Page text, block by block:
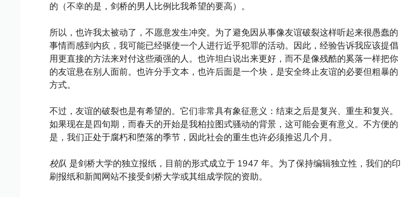
的（不幸的是，剑桥的男人比例比我希望的要高）。
所以，也许我太被动了，不愿意发生冲突。为了避免因从事像友谊破裂这样听起来很愚蠢的
事情而感到内疚，我可能已经驱使一个人进行近乎犯罪的活动。因此，经验告诉我应该提倡
用更直接的方法来对付这些顽强的人。也许坦白说出来更好，而不是像残酷的奚落一样把你
的友谊悬在别人面前。也许分手文本，也许后面是一个块，是安全终止友谊的必要但粗暴的
方式。
不过，友谊的破裂也是有希望的。它们非常具有象征意义：结束之后是复兴、重生和复兴。
如果现在是四旬期，而春天的开始是我柏拉图式骚动的背景，这可能会更有意义。不方便的
是，我们正处于腐朽和堕落的季节，因此社会的重生也许必须推迟几个月。
校队 是剑桥大学的独立报纸，目前的形式成立于 1947 年。为了保持编辑独立性，我们的印
刷报纸和新闻网站不接受剑桥大学或其组成学院的资助。